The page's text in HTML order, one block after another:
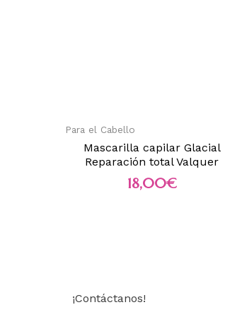
Para el Cabello
Mascarilla capilar Glacial
Reparación total Valquer
18,00€
¡Contáctanos!